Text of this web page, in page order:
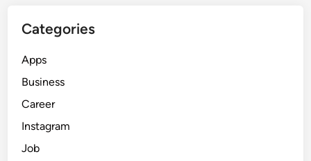
Categories
Apps
Business
Career
Instagram
Job